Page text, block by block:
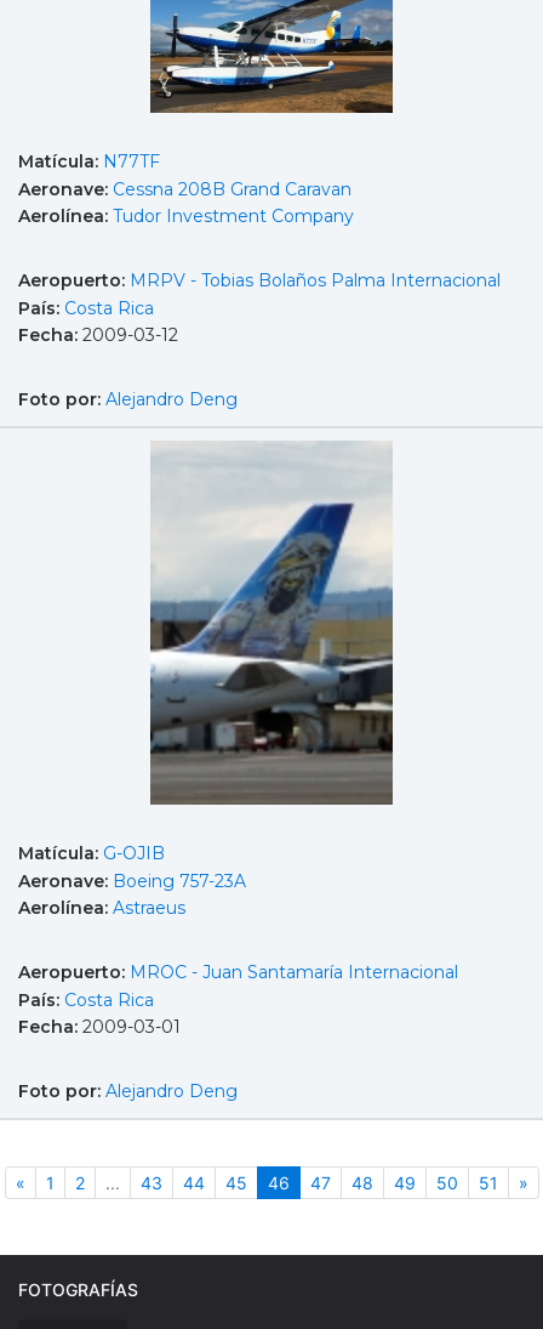
Matícula: N77TF
Aeronave: Cessna 208B Grand Caravan
Aerolínea: Tudor Investment Company
Aeropuerto: MRPV - Tobias Bolaños Palma Internacional
País: Costa Rica
Fecha: 2009-03-12
Foto por: Alejandro Deng
Matícula: G-OJIB
Aeronave: Boeing 757-23A
Aerolínea: Astraeus
Aeropuerto: MROC - Juan Santamaría Internacional
País: Costa Rica
Fecha: 2009-03-01
Foto por: Alejandro Deng
«Anterior
1 2 ... 43 44 45 46(actual)
47 48 49 50 51 »
FOTOGRAFÍAS